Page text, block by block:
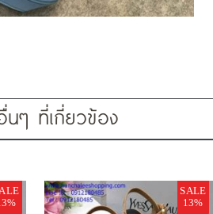
ๆ ที่เกี่ยวข้อง
SALE
13%